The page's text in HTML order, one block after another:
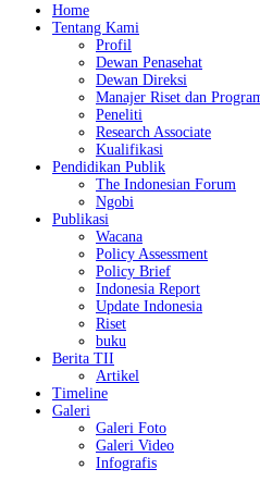
Home
Tentang Kami
Profil
Dewan Penasehat
Dewan Direksi
Manajer Riset dan
Peneliti
Research Associate
Kualifikasi
Pendidikan Publik
The Indonesian Forum
Ngobi
Publikasi
Wacana
Policy Assessment
Policy Brief
Indonesia Report
Update Indonesia
Riset
buku
Berita TII
Artikel
Timeline
Galeri
Galeri Foto
Galeri Video
Infografis